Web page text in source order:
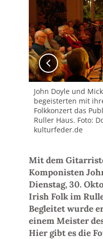
John Doyle und
begeisterten mit
Folkkonzert das
Ruller Haus. Foto:
kulturfeder.de
Mit dem
Komponisten
Dienstag, 30.
Irish Folk im
Begleitet wurde
einem Meister
Hier gibt es die